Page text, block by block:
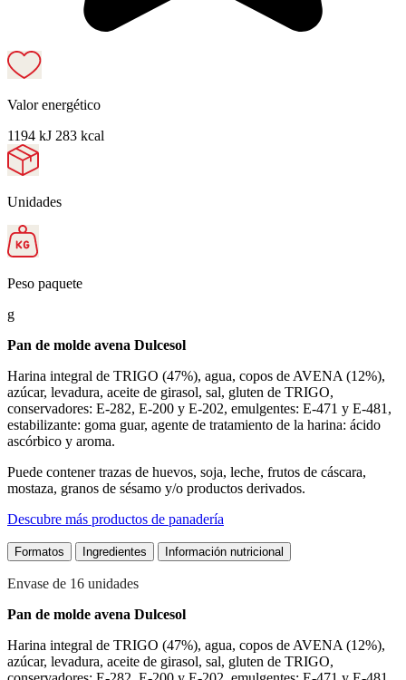
Valor energético
1194 kJ 283 kcal
Unidades
Peso paquete
g
Pan de molde avena Dulcesol
Harina integral de TRIGO (47%), agua, copos de AVENA (12%),
azúcar, levadura, aceite de girasol, sal, gluten de TRIGO,
conservadores: E-282, E-200 y E-202, emulgentes: E-471 y E-481,
estabilizante: goma guar, agente de tratamiento de la harina: ácido
ascórbico y aroma.
Puede contener trazas de huevos, soja, leche, frutos de cáscara,
mostaza, granos de sésamo y/o productos derivados.
Descubre más productos de panadería
Formatos Ingredientes Información nutricional
Envase de 16 unidades
Pan de molde avena Dulcesol
Harina integral de TRIGO (47%), agua, copos de AVENA (12%),
azúcar, levadura, aceite de girasol, sal, gluten de TRIGO,